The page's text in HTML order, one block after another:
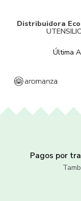
Distribuidora
Última
Pagos por